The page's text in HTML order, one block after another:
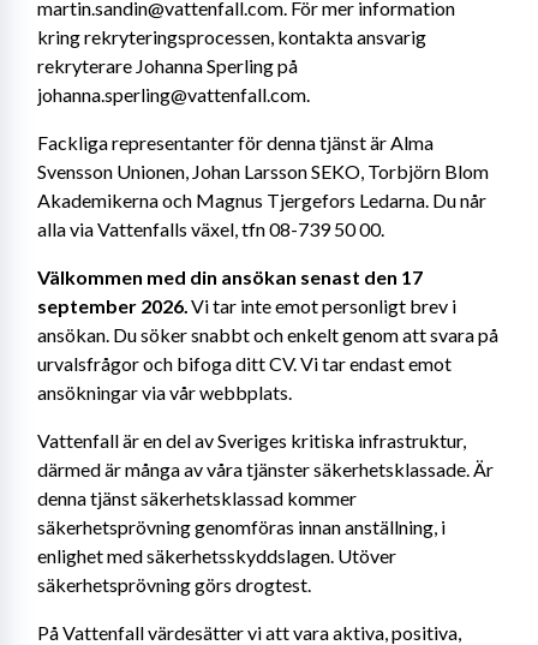
martin.sandin@vattenfall.com. För mer information
kring rekryteringsprocessen, kontakta ansvarig
rekryterare Johanna Sperling på
johanna.sperling@vattenfall.com.
Fackliga representanter för denna tjänst är Alma
Svensson Unionen, Johan Larsson SEKO, Torbjörn Blom
Akademikerna och Magnus Tjergefors Ledarna. Du når
alla via Vattenfalls växel, tfn 08-739 50 00.
Välkommen med din ansökan senast den 17
september 2026. Vi tar inte emot personligt brev i
ansökan. Du söker snabbt och enkelt genom att svara på
urvalsfrågor och bifoga ditt CV.Vi tar endast emot
ansökningar via vår webbplats.
Vattenfall är en del av Sveriges kritiska infrastruktur,
därmed är många av våra tjänster säkerhetsklassade. Är
denna tjänst säkerhetsklassad kommer
säkerhetsprövning genomföras innan anställning, i
enlighet med säkerhetsskyddslagen. Utöver
säkerhetsprövning görs drogtest.
På Vattenfall värdesätter vi att vara aktiva, positiva,